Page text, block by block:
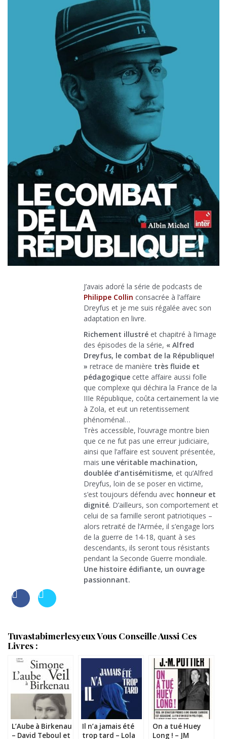
J’avais adoré la série de podcasts de
Philippe Collin consacrée à l’affaire
Dreyfus et je me suis régalée avec son
adaptation en livre.
Richement illustré et chapitré à l’image
des épisodes de la série, « Alfred
Dreyfus, le combat de la République!
» retrace de manière très fluide et
pédagogique cette affaire aussi folle
que complexe qui déchira la France de la
IIIe République, coûta certainement la vie
à Zola, et eut un retentissement
phénoménal…
Très accessible, l’ouvrage montre bien
que ce ne fut pas une erreur judiciaire,
ainsi que l’affaire est souvent présentée,
mais une véritable machination,
doublée d’antisémitisme, et qu’Alfred
Dreyfus, loin de se poser en victime,
s’est toujours défendu avec honneur et
dignité. D’ailleurs, son comportement et
celui de sa famille seront patriotiques –
alors retraité de l’Armée, il s’engage lors
de la guerre de 14-18, quant à ses
descendants, ils seront tous résistants
pendant la Seconde Guerre mondiale.
Une histoire édifiante, un ouvrage
passionnant.
Tuvastabimerlesyeux Vous Conseille Aussi Ces
Livres :
L’Aube à Birkenau
– David Teboul et
Il n’a jamais été
trop tard – Lola
On a tué Huey
Long ! – JM